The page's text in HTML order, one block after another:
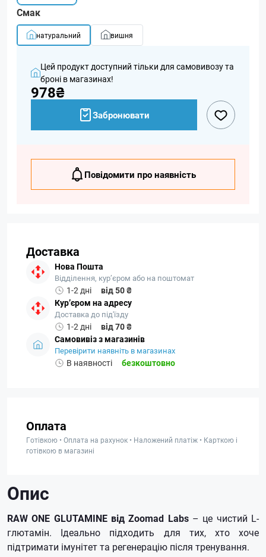
Смак
натуральний вишня
Цей продукт доступний тільки для самовивозу та
броні в магазинах!
978₴
Забронювати
Повідомити про наявність
Доставка
Нова Пошта
Відділення, кур’єром або на поштомат
1-2 дні
від 50 ₴
Кур’єром на адресу
Доставка до під'їзду
1-2 дні
від 70 ₴
Самовивіз з магазинів
Перевірити наявніть в магазинах
В наявності безкоштовно
Оплата
Готівкою • Оплата на рахунок • Наложений платіж • Карткою і
готівкою в магазині
Опис
RAW ONE GLUTAMINE від Zoomad Labs– це чистий L-
глютамін. Ідеально підходить для тих, хто хоче
підтримати імунітет та регенерацію після тренування.